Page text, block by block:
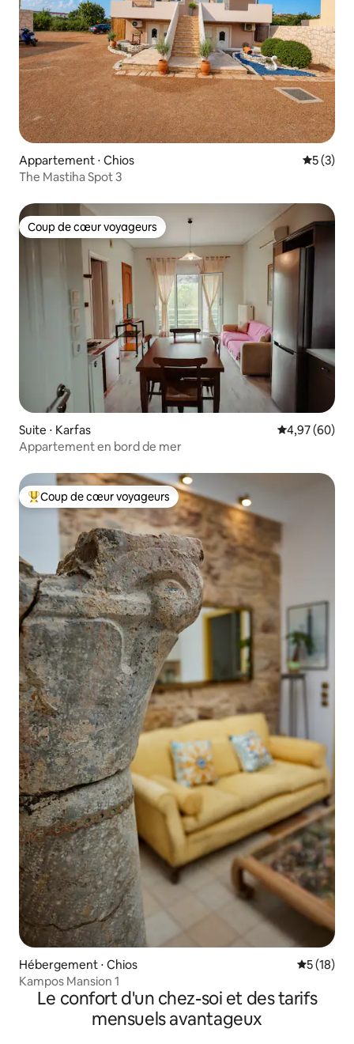
Appartement ⋅ Chios
5 (3)
The Mastiha Spot 3
Coup de cœur voyageurs
Coup de cœur voyageurs
Suite ⋅ Karfas Évaluation
4,97 (60)
Appartement en bord de mer
Coups de cœur voyageurs les plus appréciés
Coup de cœur voyageurs
Hébergement ⋅ Chios
5 (18)
Kampos Mansion 1
Le confort d'un chez-soi et des tarifs
mensuels avantageux